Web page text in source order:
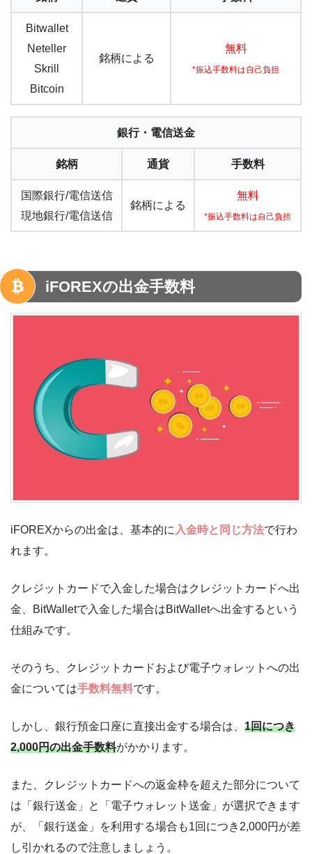
Bitwallet
Neteller
Skrill
Bitcoin
銘柄による
無料
*振込手数料は自己負担
銀行・電信送金
銘柄 通貨 手数料
国際銀行/電信送信
現地銀行/電信送信
銘柄による
無料
*振込手数料は自己負担
iFOREXの出金手数料
iFOREXからの出金は、基本的に 入金時と同じ方法で行わ
れます。
クレジットカードで入金した場合はクレジットカードへ出
金、BitWalletで入金した場合はBitWalletへ出金するという
仕組みです。
そのうち、クレジットカードおよび電子ウォレットへの出
金については手数料無料です。
しかし、銀行預金口座に直接出金する場合は、 1回につき
2,000円の出金手数料がかかります。
また、クレジットカードへの返金枠を超えた部分について
は「銀行送金」と「電子ウォレット送金」が選択できます
が、「銀行送金」を利用する場合も1回につき2,000円が差
し引かれるので注意しましょう。